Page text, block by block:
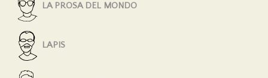
LA PROSA DEL MONDO
LAPIS